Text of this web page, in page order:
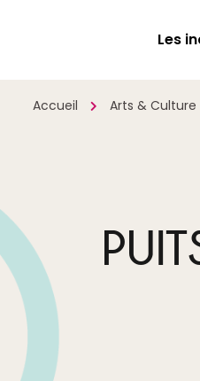
Les
Accueil Arts & Culture